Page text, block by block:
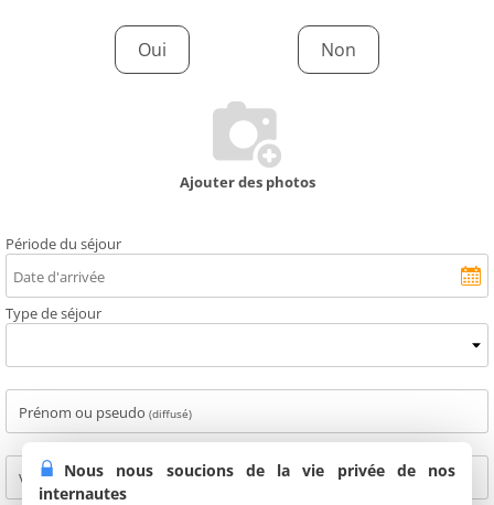
Oui Non
Ajouter des photos
Période du séjour
Type de séjour
Prénom ou pseudo (diffusé)
Ville(diffusé)
Nous nous soucions de la vie privée de nos
internautes